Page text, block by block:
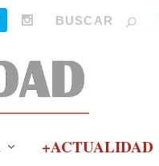
+ACTUALIDAD
PUBLICIDAD